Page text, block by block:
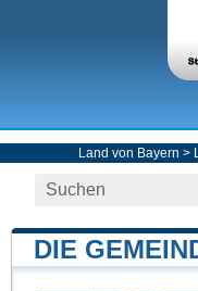
Land von Bayern >
DIE